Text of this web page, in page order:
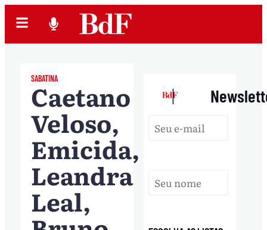
SABATINA
Caetano
Veloso,
Emicida,
Leandra
Leal,
|